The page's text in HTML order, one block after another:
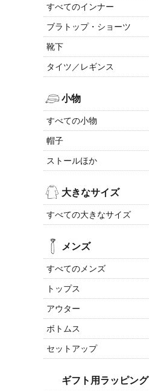
すべてのインナー
ブラトップ・ショーツ
靴下
タイツ／レギンス
小物
すべての小物
帽子
ストールほか
大きなサイズ
すべての大きなサイズ
メンズ
すべてのメンズ
トップス
アウター
ボトムス
セットアップ
ギフト用ラッピング